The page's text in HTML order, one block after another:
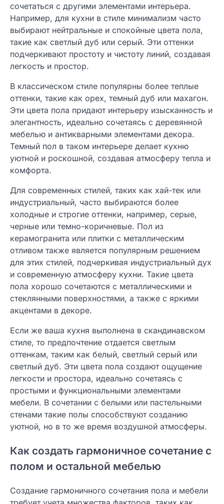
сочетаться с другими элементами интерьера.
Например, для кухни в стиле минимализм часто
выбирают нейтральные и спокойные цвета пола,
такие как светлый дуб или серый. Эти оттенки
подчеркивают простоту и чистоту линий, создавая
легкость и простор.
В классическом стиле популярны более теплые
оттенки, такие как орех, темный дуб или махагон.
Эти цвета пола придают интерьеру изысканность и
элегантность, идеально сочетаясь с деревянной
мебелью и антикварными элементами декора.
Темный пол в таком интерьере делает кухню
уютной и роскошной, создавая атмосферу тепла и
комфорта.
Для современных стилей, таких как хай-тек или
индустриальный, часто выбираются более
холодные и строгие оттенки, например, серые,
черные или темно-коричневые. Пол из
керамогранита или плитки с металлическим
отливом также является популярным решением
для этих стилей, подчеркивая индустриальный дух
и современную атмосферу кухни. Такие цвета
пола хорошо сочетаются с металлическими и
стеклянными поверхностями, а также с яркими
акцентами в декоре.
Если же ваша кухня выполнена в скандинавском
стиле, то предпочтение отдается светлым
оттенкам, таким как белый, светлый серый или
светлый дуб. Эти цвета пола создают ощущение
легкости и простора, идеально сочетаясь с
простыми и функциональными элементами
мебели. В сочетании с белыми или пастельными
стенами такие полы способствуют созданию
уютной, но в то же время воздушной атмосферы.
Как создать гармоничное сочетание с
полом и остальной мебелью
Создание гармоничного сочетания пола и мебели